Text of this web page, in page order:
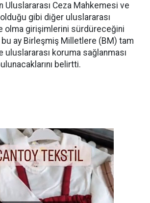
Uluslararası Ceza Mahkemesi ve
gibi diğer uluslararası
olma girişimlerini sürdüreceğini
ay Birleşmiş Milletlere (BM) tam
uluslararası koruma sağlanması
belirtti.